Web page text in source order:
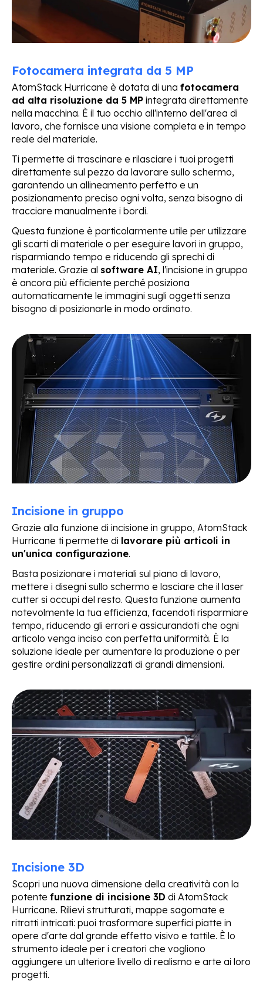
Fotocamera integrata da 5 MP
AtomStack Hurricane è dotata di una fotocamera
ad alta risoluzione da 5 MP integrata direttamente
nella macchina. È il tuo occhio all'interno dell'area di
lavoro, che fornisce una visione completa e in tempo
reale del materiale.
Ti permette di trascinare e rilasciare i tuoi progetti
direttamente sul pezzo da lavorare sullo schermo,
garantendo un allineamento perfetto e un
posizionamento preciso ogni volta, senza bisogno di
tracciare manualmente i bordi.
Questa funzione è particolarmente utile per utilizzare
gli scarti di materiale o per eseguire lavori in gruppo,
risparmiando tempo e riducendo gli sprechi di
materiale. Grazie al software AI, l'incisione in gruppo
è ancora più efficiente perché posiziona
automaticamente le immagini sugli oggetti senza
bisogno di posizionarle in modo ordinato.
Incisione in gruppo
Grazie alla funzione di incisione in gruppo, AtomStack
Hurricane ti permette di lavorare più articoli in
un'unica configurazione.
Basta posizionare i materiali sul piano di lavoro,
mettere i disegni sullo schermo e lasciare che il laser
cutter si occupi del resto. Questa funzione aumenta
notevolmente la tua efficienza, facendoti risparmiare
tempo, riducendo gli errori e assicurandoti che ogni
articolo venga inciso con perfetta uniformità. È la
soluzione ideale per aumentare la produzione o per
gestire ordini personalizzati di grandi dimensioni.
Incisione 3D
Scopri una nuova dimensione della creatività con la
potente funzione di incisione 3D di AtomStack
Hurricane. Rilievi strutturati, mappe sagomate e
ritratti intricati: puoi trasformare superfici piatte in
opere d'arte dal grande effetto visivo e tattile. È lo
strumento ideale per i creatori che vogliono
aggiungere un ulteriore livello di realismo e arte ai loro
progetti.